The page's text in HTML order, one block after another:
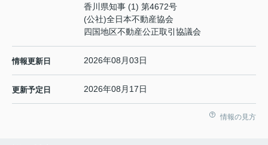
香川県知事 (1) 第4672号
(公社)全日本不動産協会
四国地区不動産公正取引協議会
情報更新日 2026年08月03日
更新予定日 2026年08月17日
情報の見方